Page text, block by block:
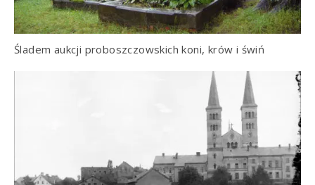
Śladem aukcji proboszczowskich koni, krów i świń